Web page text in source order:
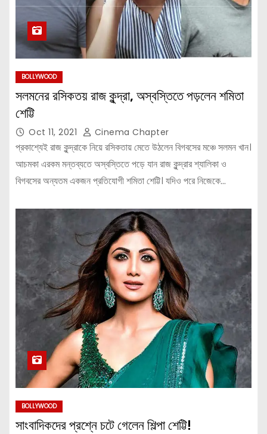
BOLLYWOOD
সলমনের রসিকতয় রাজ কুন্দ্রা, অস্বস্তিতে পড়লেন শমিতা
শেট্টি
Oct 11, 2021 Cinema Chapter
প্রকাশ্যেই রাজ কুন্দ্রাকে নিয়ে রসিকতায় মেতে উঠলেন বিগবসের মঞ্চে সলমন খান।
আচমকা এরকম মন্তব্যতে অস্বস্তিতে পড়ে যান রাজ কুন্দ্রার শ্যালিকা ও
বিগবসের অন্যতম একজন প্রতিযোগী শমিতা শেট্টি। যদিও পরে নিজেকে…
BOLLYWOOD
সাংবাদিকদের প্রশ্নে চটে গেলেন শিল্পা শেট্টি!